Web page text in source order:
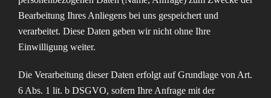
Bearbeitung Ihres Anliegens bei uns gespeichert und
verarbeitet. Diese Daten geben wir nicht ohne Ihre
Einwilligung weiter.
Die Verarbeitung dieser Daten erfolgt auf Grundlage von Art.
6 Abs. 1 lit. b DSGVO, sofern Ihre Anfrage mit der